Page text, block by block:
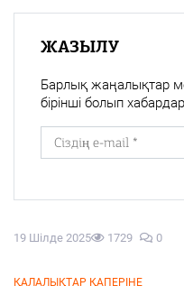
19 Шілде 2025 1729 0
ҚАЛАЛЫҚТАР ҚАПЕРІНЕ
ЖАЗЫЛУ
Барлық жаңалықтар
бірінші болып